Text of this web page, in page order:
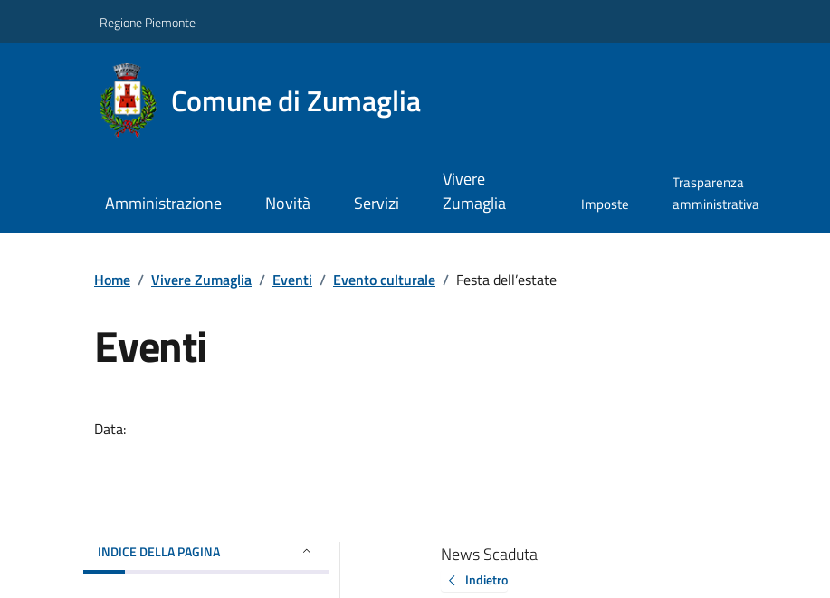
Regione Piemonte
Comune di Zumaglia
Amministrazione Novità Servizi
Vivere
Zumaglia
Imposte
Trasparenza
amministrativa
Home / Vivere Zumaglia / Eventi / Evento culturale / Festa dell’estate
Eventi
Data:
INDICE DELLA PAGINA News Scaduta
Indietro